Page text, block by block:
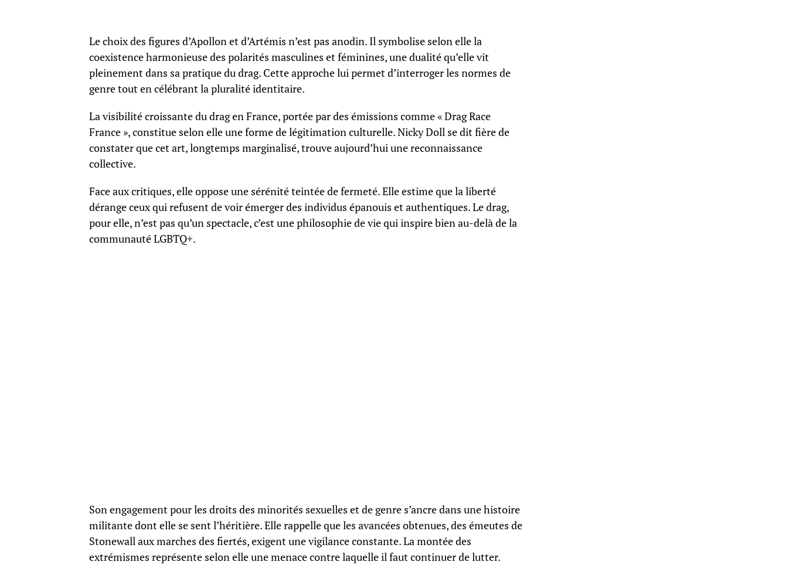
Le choix des figures d’Apollon et d’Artémis n’est pas anodin. Il symbolise selon elle la
coexistence harmonieuse des polarités masculines et féminines, une dualité qu’elle vit
pleinement dans sa pratique du drag. Cette approche lui permet d’interroger les normes de
genre tout en célébrant la pluralité identitaire.
La visibilité croissante du drag en France, portée par des émissions comme « Drag Race
France », constitue selon elle une forme de légitimation culturelle. Nicky Doll se dit fière de
constater que cet art, longtemps marginalisé, trouve aujourd’hui une reconnaissance
collective.
Face aux critiques, elle oppose une sérénité teintée de fermeté. Elle estime que la liberté
dérange ceux qui refusent de voir émerger des individus épanouis et authentiques. Le drag,
pour elle, n’est pas qu’un spectacle, c’est une philosophie de vie qui inspire bien au-delà de la
communauté LGBTQ+.
Son engagement pour les droits des minorités sexuelles et de genre s’ancre dans une histoire
militante dont elle se sent l’héritière. Elle rappelle que les avancées obtenues, des émeutes de
Stonewall aux marches des fiertés, exigent une vigilance constante. La montée des
extrémismes représente selon elle une menace contre laquelle il faut continuer de lutter.